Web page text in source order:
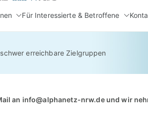
Alphabetisierung &
Für Interessierte & Betroffene
erreichbare Zielgruppen
an info@alphanetz-nrw.deund wir